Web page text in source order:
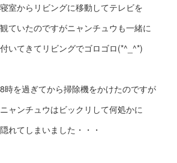
寝室からリビングに移動してテレビを
観ていたのですがニャンチュウも一緒に
付いてきてリビングでゴロゴロ(*^_^*)
8時を過ぎてから掃除機をかけたのですが
ニャンチュウはビックリして何処かに
隠れてしまいました・・・